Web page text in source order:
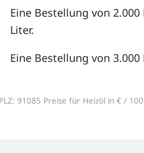
Eine Bestellung von
Liter.
Eine Bestellung von
PLZ: 91085 Preise für Heizöl in € /